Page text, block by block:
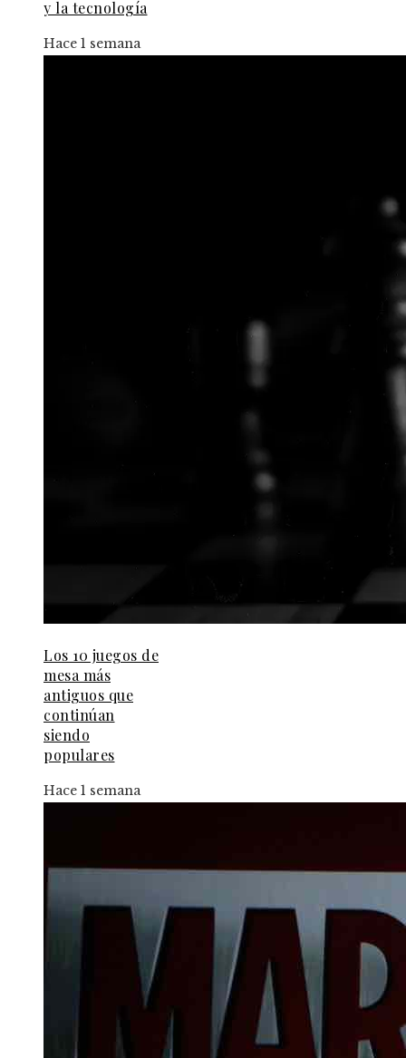
y la tecnología
Hace 1 semana
Los 10 juegos de
mesa más
antiguos que
continúan
siendo
populares
Hace 1 semana